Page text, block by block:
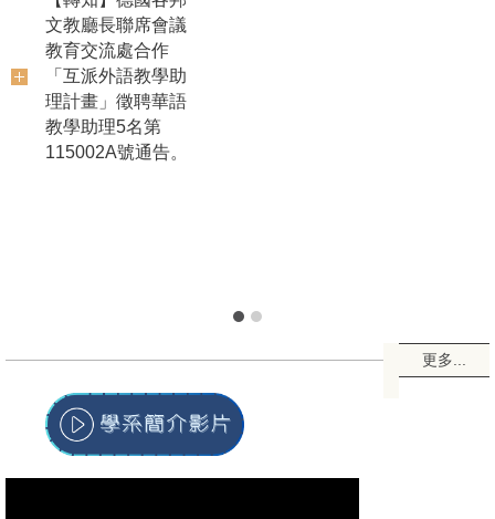
【轉知】德國海德堡
大學漢學系徵聘華語
教學助理1名，聘期自
115年10月1日至116
年9月30日止，詳如
更多...